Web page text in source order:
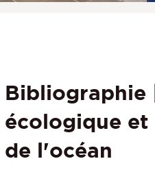
Bibliographie
écologique
de l'océan